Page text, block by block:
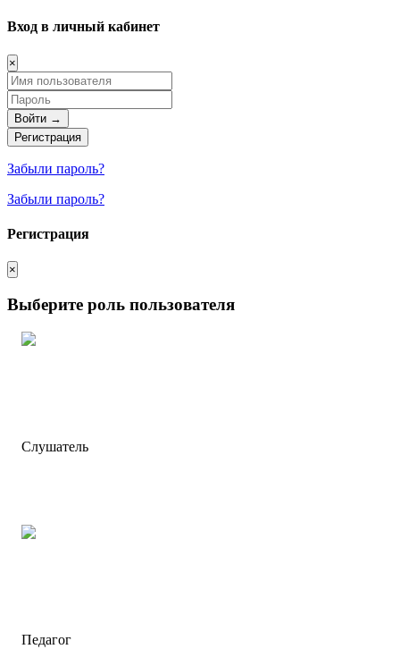
Вход в личный кабинет
×
Войти →
Регистрация
Забыли пароль?
Забыли пароль?
Регистрация
×
Выберите роль пользователя
Слушатель
Педагог